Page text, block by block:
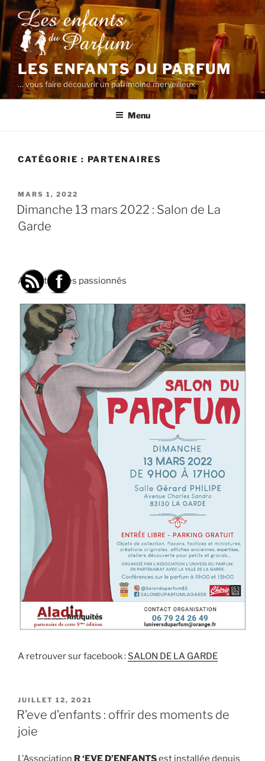
Aller
au
contenu
principal
LES ENFANTS DU PARFUM
… vous faire découvrir un patrimoine merveilleux
Menu
CATÉGORIE : PARTENAIRES
PUBLIÉ
LE
MARS 1, 2022
Dimanche 13 mars 2022 : Salon de La
Garde
Avis à tous les passionnés
A retrouver sur facebook : SALON DE LA GARDE
PUBLIÉ
LE
JUILLET 12, 2021
R’eve d’enfants : offrir des moments de
joie
L’Association R ‘EVE D’ENFANTSest installée depuis